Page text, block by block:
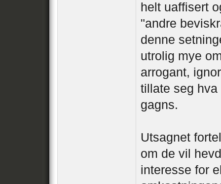
helt uaffisert
"andre
denne
utrolig mye
arrogant,
tillate seg
gagns.
Utsagnet
om de vil
interesse for